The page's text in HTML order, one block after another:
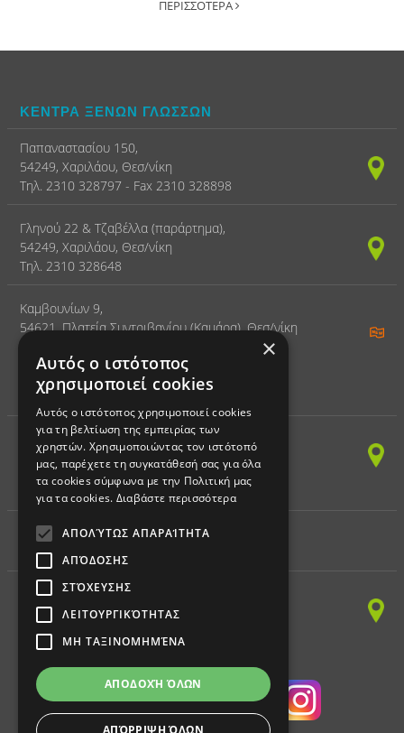
ΠΕΡΙΣΣΟΤΕΡΑ
ΚΕΝΤΡΑ ΞΕΝΩΝ ΓΛΩΣΣΩΝ
Παπαναστασίου 150,
54249, Χαριλάου, Θεσ/νίκη
Τηλ. 2310 328797 - Fax 2310 328898
Γληνού 22 & Τζαβέλλα (παράρτημα),
54249, Χαριλάου, Θεσ/νίκη
Τηλ. 2310 328648
Καμβουνίων 9,
54621, Πλατεία Συντριβανίου (Καμάρα), Θεσ/νίκη
ΚΕΝΤΡΟ ΔΙΑ ΒΙΟΥ ΜΑΘΗΣΗΣ
(ΠΛΗΡΟΦΟΡΙΚΗ)
Παπαναστασίου 150,
54249, Χαριλάου, Θεσ/νίκη
Τηλ. 2310 328797 - Fax 2310 328898
ΕΚΠΑΙΔΕΥΤΙΚΗ ΡΟΜΠΟΤΙΚΗ
Παπαναστασίου 150,
54249, Χαριλάου, Θεσ/νίκη
Τηλ. 2310 328797 - Fax 2310 328898
×
Αυτός ο ιστότοπος
χρησιμοποιεί cookies
Αυτός ο ιστότοπος χρησιμοποιεί cookies
για τη βελτίωση της εμπειρίας των
χρηστών. Χρησιμοποιώντας τον ιστότοπό
μας, παρέχετε τη συγκατάθεσή σας για όλα
τα cookies σύμφωνα με την Πολιτική μας
για τα cookies. Διαβάστε περισσότερα
ΑΠΟΛΎΤΩΣ ΑΠΑΡΑΊΤΗΤΑ
ΑΠΌΔΟΣΗΣ
ΣΤΌΧΕΥΣΗΣ
ΛΕΙΤΟΥΡΓΙΚΌΤΗΤΑΣ
ΜΗ ΤΑΞΙΝΟΜΗΜΈΝΑ
ΑΠΟΔΟΧΉ ΌΛΩΝ
ΑΠΌΡΡΙΨΗ ΌΛΩΝ